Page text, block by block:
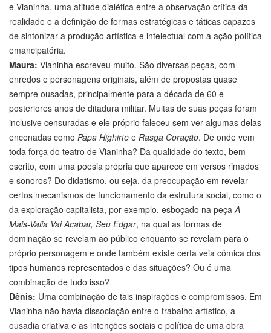
e Vianinha, uma atitude dialética entre a observação crítica da
realidade e a definição de formas estratégicas e táticas capazes
de sintonizar a produção artística e intelectual com a ação política
emancipatória.
Maura: Vianinha escreveu muito. São diversas peças, com
enredos e personagens originais, além de propostas quase
sempre ousadas, principalmente para a década de 60 e
posteriores anos de ditadura militar. Muitas de suas peças foram
inclusive censuradas e ele próprio faleceu sem ver algumas delas
encenadas como Papa Highirte e Rasga Coração. De onde vem
toda força do teatro de Vianinha? Da qualidade do texto, bem
escrito, com uma poesia própria que aparece em versos rimados
e sonoros? Do didatismo, ou seja, da preocupação em revelar
certos mecanismos de funcionamento da estrutura social, como o
da exploração capitalista, por exemplo, esboçado na peçaA
Mais-Valia Vai Acabar, Seu Edgar, na qual as formas de
dominação se revelam ao público enquanto se revelam para o
próprio personagem e onde também existe certa veia cômica dos
tipos humanos representados e das situações? Ou é uma
combinação de tudo isso?
Dênis: Uma combinação de tais inspirações e compromissos. Em
Vianinha não havia dissociação entre o trabalho artístico, a
ousadia criativa e as intenções sociais e política de uma obra